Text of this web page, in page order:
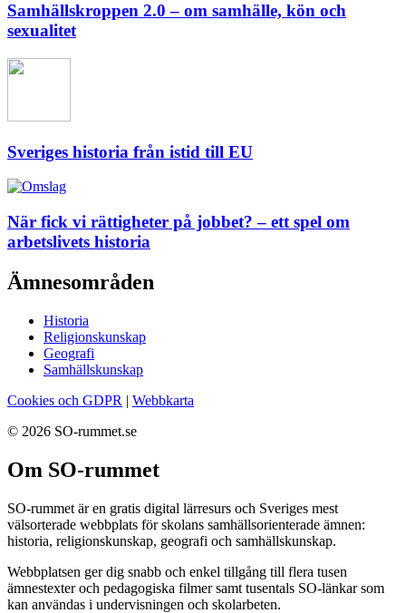
Samhällskroppen 2.0 – om samhälle, kön och
sexualitet
Sveriges historia från istid till EU
När fick vi rättigheter på jobbet? – ett spel om
arbetslivets historia
Ämnesområden
Historia
Religionskunskap
Geografi
Samhällskunskap
Cookies och GDPR | Webbkarta
© 2026 SO-rummet.se
Om SO-rummet
SO-rummet är en gratis digital lärresurs och Sveriges mest
välsorterade webbplats för skolans samhällsorienterade ämnen:
historia, religionskunskap, geografi och samhällskunskap.
Webbplatsen ger dig snabb och enkel tillgång till flera tusen
ämnestexter och pedagogiska filmer samt tusentals SO-länkar som
kan användas i undervisningen och skolarbeten.